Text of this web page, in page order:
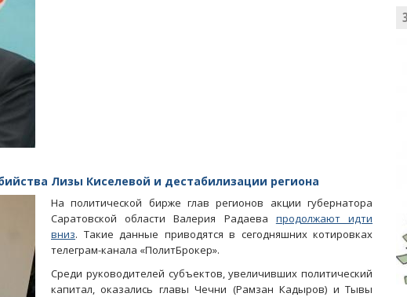
Лизы Киселевой и дестабилизации региона
На политической бирже глав регионов акции губернатора
Саратовской области Валерия Радаева продолжают идти
вниз. Такие данные приводятся в сегодняшних котировках
телеграм-канала «ПолитБрокер».
Среди руководителей субъектов, увеличивших политический
капитал, оказались главы Чечни (Рамзан Кадыров) и Тывы